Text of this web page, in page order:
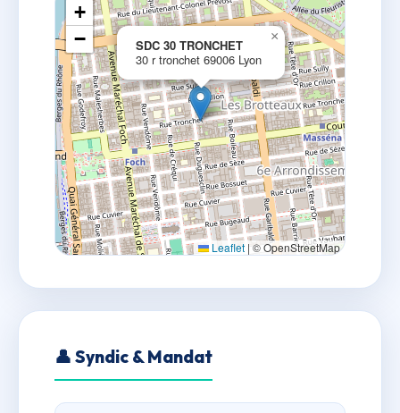
SDC 30 TRONCHET
30 r tronchet 69006 Lyon
×
+
−
Leaflet | © OpenStreetMap
👤 Syndic & Mandat